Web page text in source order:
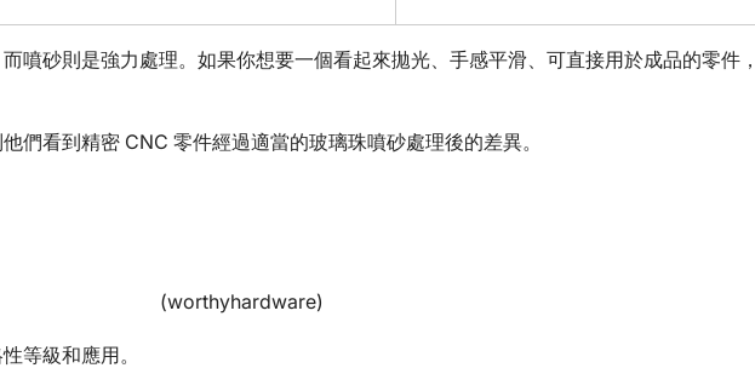
噴砂則是強力處理。如果你想要一個看起來拋光、手感平滑、可直接用於成品的零件
們看到精密 CNC 零件經過適當的玻璃珠噴砂處理後的差異。
(worthyhardware)
等級和應用。